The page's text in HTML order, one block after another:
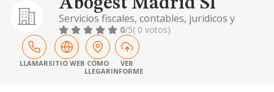
Abogest Madrid Sl
Servicios fiscales, contables, juridicos y
laborales.
0/5( 0 votos)
LLAMARSITIO WEB CÓMO
LLEGAR
VER
INFORME